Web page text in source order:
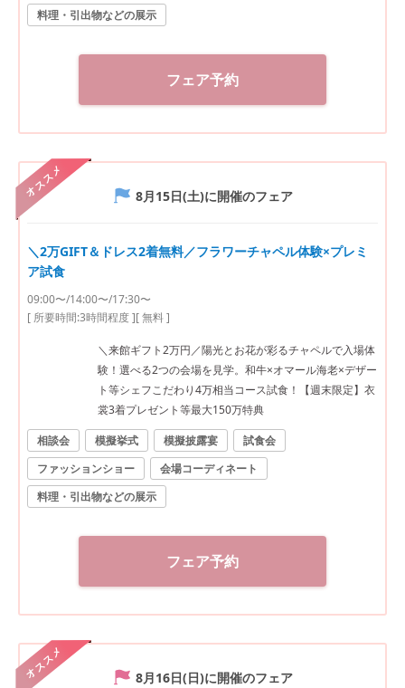
料理・引出物などの展示
フェア予約
オススメ 8月15日(土)に開催のフェア
＼2万GIFT＆ドレス2着無料／フラワーチャペル体験×プレミ
ア試食
09:00〜/14:00〜/17:30〜
[ 所要時間:3時間程度][ 無料 ]
＼来館ギフト2万円／陽光とお花が彩るチャペルで入場体
験！選べる2つの会場を見学。和牛×オマール海老×デザー
ト等シェフこだわり4万相当コース試食！【週末限定】衣
裳3着プレゼント等最大150万特典
相談会
模擬挙式 模擬披露宴
試食会
ファッションショー
会場コーディネート
料理・引出物などの展示
フェア予約
オススメ 8月16日(日)に開催のフェア